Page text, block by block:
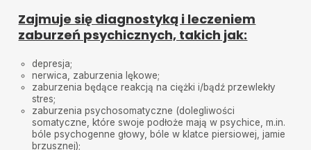
the language barrier to communicate my certain
needs but from the beginning he has always been so
thoughtful and caring. I always feel respected and
understood here.
Very professional
2025-04-03
Super nice and professional doctor
Katarzyna Szczepaniec•2025-04-02
Profesjonalne i indywidualne podejście
Zajmuje się diagnostyką i leczeniem
zaburzeń psychicznych, takich jak:
depresja;
nerwica, zaburzenia lękowe;
zaburzenia będące reakcją na ciężki i/bądź przewlekły
stres;
zaburzenia psychosomatyczne (dolegliwości
somatyczne, które swoje podłoże mają w psychice, m.in.
bóle psychogenne głowy, bóle w klatce piersiowej, jamie
brzusznej);